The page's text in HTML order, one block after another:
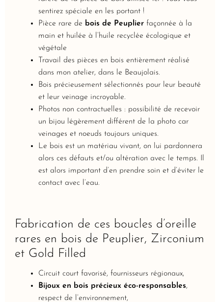
sentirez spéciale en les portant !
Pièce rare de bois de Peuplier façonnée à la
main et huilée à l’huile recyclée écologique et
végétale
Travail des pièces en bois entièrement réalisé
dans mon atelier, dans le Beaujolais.
Bois précieusement sélectionnés pour leur beauté
et leur veinage incroyable.
Photos non contractuelles : possibilité de recevoir
un bijou légèrement différent de la photo car
veinages et noeuds toujours uniques.
Le bois est un matériau vivant, on lui pardonnera
alors ces défauts et/ou altération avec le temps. Il
est alors important d’en prendre soin et d’éviter le
contact avec l’eau.
Fabrication de ces boucles d’oreille
rares en bois de Peuplier, Zirconium
et Gold Filled
Circuit court favorisé, fournisseurs régionaux,
Bijoux en bois précieux éco-responsables,
respect de l’environnement,